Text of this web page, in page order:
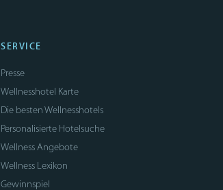
SERVICE
Presse
Wellnesshotel Karte
Die besten Wellnesshotels
Personalisierte Hotelsuche
Wellness Angebote
Wellness Lexikon
Gewinnspiel